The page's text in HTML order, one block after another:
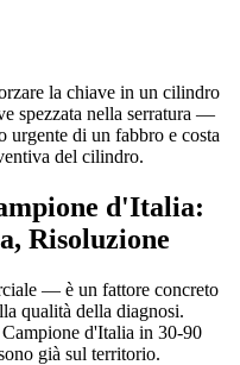
la chiave in un cilindro
spezzata nella serratura —
urgente di un fabbro e costa
del cilindro.
d'Italia:
Risoluzione
— è un fattore concreto
qualità della diagnosi.
d'Italia in 30-90
già sul territorio.